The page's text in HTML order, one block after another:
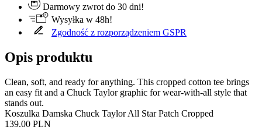
Darmowy zwrot do 30 dni!
Wysyłka w 48h!
Zgodność z rozporządzeniem GSPR
Opis produktu
Clean, soft, and ready for anything. This cropped cotton tee brings
an easy fit and a Chuck Taylor graphic for wear-with-all style that
stands out.
Koszulka Damska Chuck Taylor All Star Patch Cropped
139.00 PLN